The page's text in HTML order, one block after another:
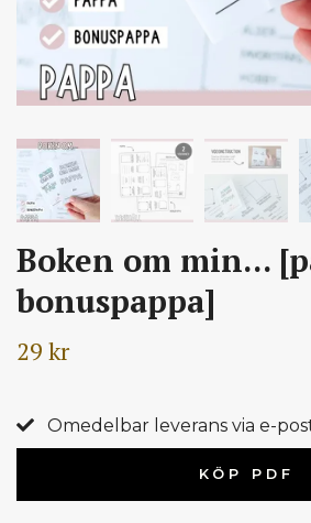
Boken om min...
bonuspappa]
29 kr
Omedelbar leverans via e-
KÖP PDF